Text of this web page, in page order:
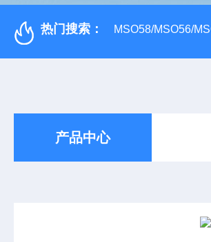
热门搜索： MSO58/MSO56/
产品中心